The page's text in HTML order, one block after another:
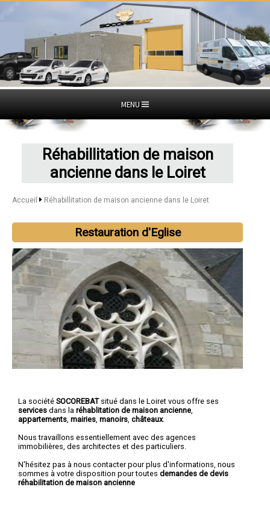
MENU
Réhabillitation de maison
ancienne dans le Loiret
Accueil Réhabillitation de maison ancienne dans le Loiret
Restauration d'Eglise
La société SOCOREBATsitué dans le Loiret vous offre ses
services dans la réhablitation de maison ancienne
appartements mairies manoirs châteaux.
Nous travaillons essentiellement avec des agences
immobilières, des architectes et des particuliers.
N'hésitez pas à nous contacter pour plus d'informations, nous
sommes à votre disposition pour toutes demandes de devis
réhabilitation de maison ancienne